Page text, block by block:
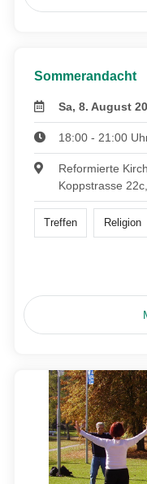
Sommerandacht
Sa, 8. August
18:00 - 21:00
Reformierte
Koppstrasse
Treffen Religion